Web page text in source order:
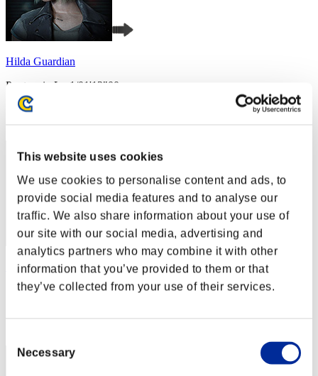
This website uses cookies
We use cookies to personalise content and ads, to
provide social media features and to analyse our
traffic. We also share information about your use of
our site with our social media, advertising and
analytics partners who may combine it with other
information that you’ve provided to them or that
they’ve collected from your use of their services.
Selection
Necessary
Hilda Guardian
Punteggio:Lv:1/01'13"00
Posizione
2
SEBA
Punteggio:Lv:1/01'14"75